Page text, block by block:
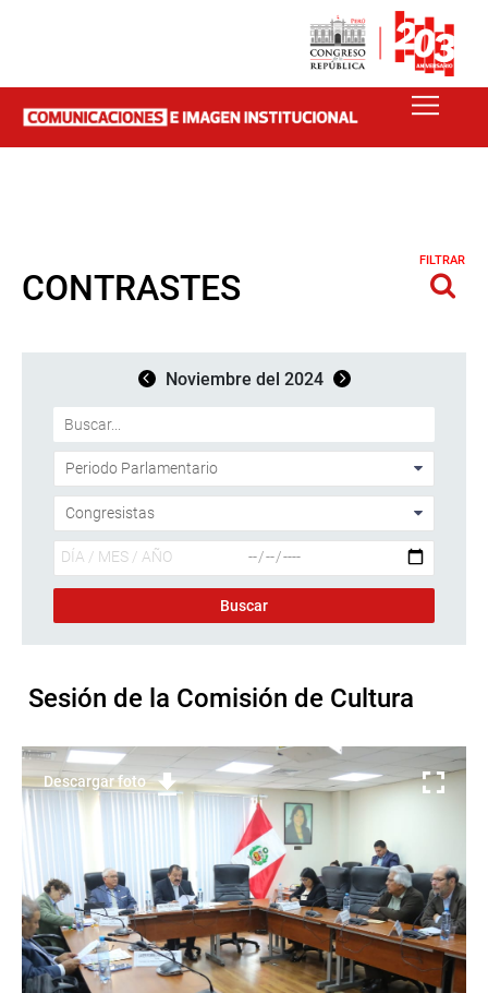
CONTRASTES
FILTRAR
Noviembre del 2024
Sesión de la Comisión de Cultura
Descargar foto